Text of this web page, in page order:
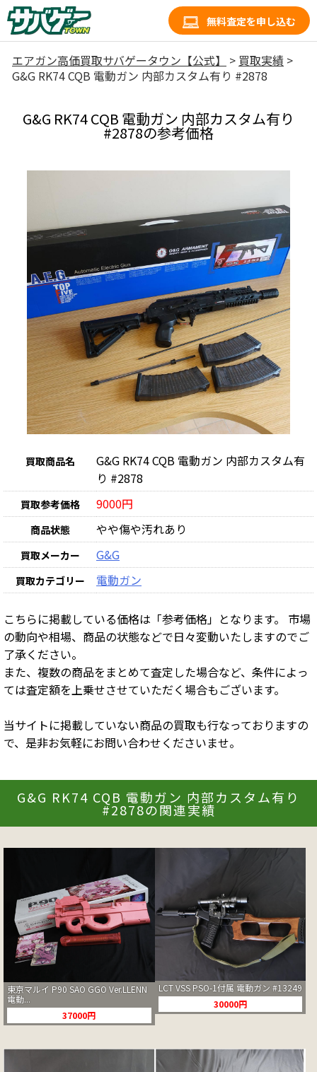
無料査定を申し込む
エアガン高価買取サバゲータウン【公式】 > 買取実績 >
G&G RK74 CQB 電動ガン 内部カスタム有り #2878
G&G RK74 CQB 電動ガン 内部カスタム有り
#2878の参考価格
買取商品名
G&G RK74 CQB 電動ガン 内部カスタム有
り #2878
買取参考価格 9000円
商品状態 やや傷や汚れあり
買取メーカー G&G
買取カテゴリー 電動ガン
こちらに掲載している価格は「参考価格」となります。 市場
の動向や相場、商品の状態などで日々変動いたしますのでご
了承ください。
また、複数の商品をまとめて査定した場合など、条件によっ
ては査定額を上乗せさせていただく場合もございます。
当サイトに掲載していない商品の買取も行なっておりますの
で、是非お気軽にお問い合わせくださいませ。
G&G RK74 CQB 電動ガン 内部カスタム有り
#2878の関連実績
東京マルイ P90 SAO GGO Ver.LLENN
電動...
37000円
LCT VSS PSO-1付属 電動ガン #13249
30000円